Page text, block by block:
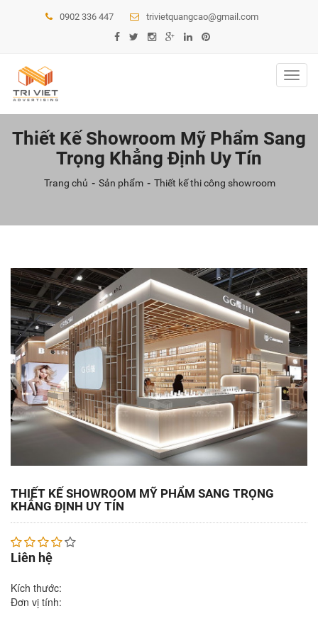
0902 336 447 trivietquangcao@gmail.com
Thiết Kế Showroom Mỹ Phẩm Sang
Trọng Khẳng Định Uy Tín
Trang chủ Sản phẩm Thiết kế thi công showroom
THIẾT KẾ SHOWROOM MỸ PHẨM SANG TRỌNG
KHẲNG ĐỊNH UY TÍN
Liên hệ
Kích thước:
Đơn vị tính: